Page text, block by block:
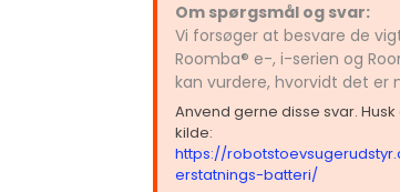
Om spørgsmål og svar:
Vi forsøger at besvare de
Roomba® e-, i-serien og
kan vurdere, hvorvidt det er
Anvend gerne disse svar.
kilde:
https://
erstatnings-batteri/